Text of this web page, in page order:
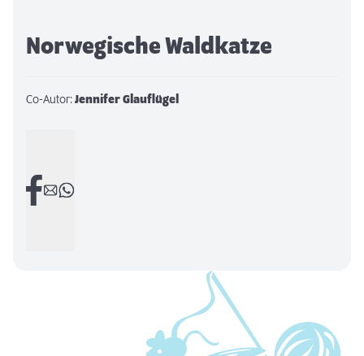
Norwegische Waldkatze
Co-Autor:Jennifer Glauflügel